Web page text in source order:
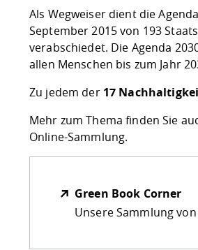
Als Wegweiser dient die
September 2015 von 193
verabschiedet. Die Agenda
allen Menschen bis zum Jahr
Zu jedem der17
Mehr zum Thema finden Sie
Online-Sammlung.
Green Book Corner
Unsere Sammlung